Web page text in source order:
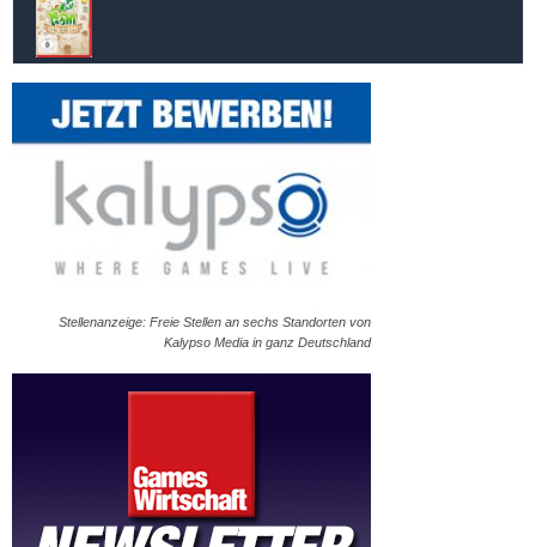
Stellenanzeige: Freie Stellen an sechs Standorten von
Kalypso Media in ganz Deutschland